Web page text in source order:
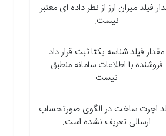
فیلد میزان ارز از نظر داده ای معتبر
نیست.
مقدار فیلد شناسه یکتا ثبت قرار داد
فروشنده با اطلاعات سامانه منطبق
نیست
اجرت ساخت در الگوی صورتحساب
ارسالی تعریف نشده است.